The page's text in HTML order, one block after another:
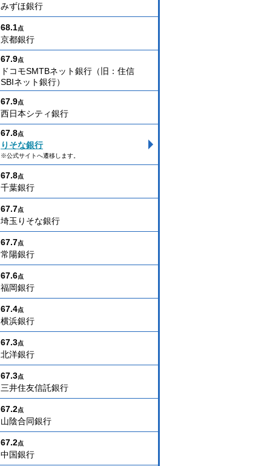
みずほ銀行
68.1点
京都銀行
67.9点
ドコモSMTBネット銀行（旧：住信
SBIネット銀行）
67.9点
西日本シティ銀行
67.8点
りそな銀行
※公式サイトへ遷移します。
67.8点
千葉銀行
67.7点
埼玉りそな銀行
67.7点
常陽銀行
67.6点
福岡銀行
67.4点
横浜銀行
67.3点
北洋銀行
67.3点
三井住友信託銀行
67.2点
山陰合同銀行
67.2点
中国銀行